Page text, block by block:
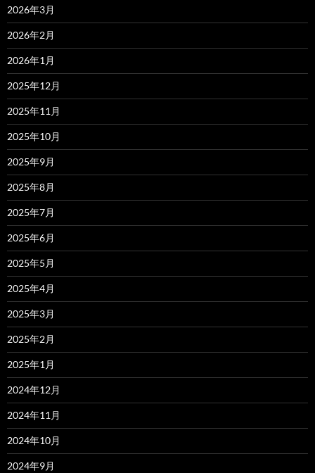
2026年3月
2026年2月
2026年1月
2025年12月
2025年11月
2025年10月
2025年9月
2025年8月
2025年7月
2025年6月
2025年5月
2025年4月
2025年3月
2025年2月
2025年1月
2024年12月
2024年11月
2024年10月
2024年9月